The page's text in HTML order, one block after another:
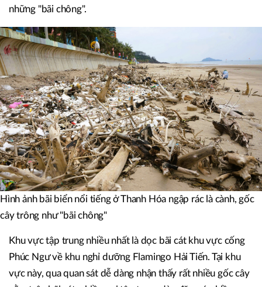
những "bãi chông".
Hình ảnh bãi biển nổi tiếng ở Thanh Hóa ngập rác là cành, gốc
cây trông như "bãi chông"
Khu vực tập trung nhiều nhất là dọc bãi cát khu vực cống
Phúc Ngư về khu nghỉ dưỡng Flamingo Hải Tiến. Tại khu
vực này, qua quan sát dễ dàng nhận thấy rất nhiều gốc cây